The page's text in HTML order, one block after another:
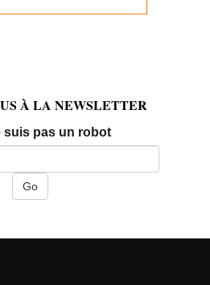
À LA NEWSLETTER
suis pas un robotEmail